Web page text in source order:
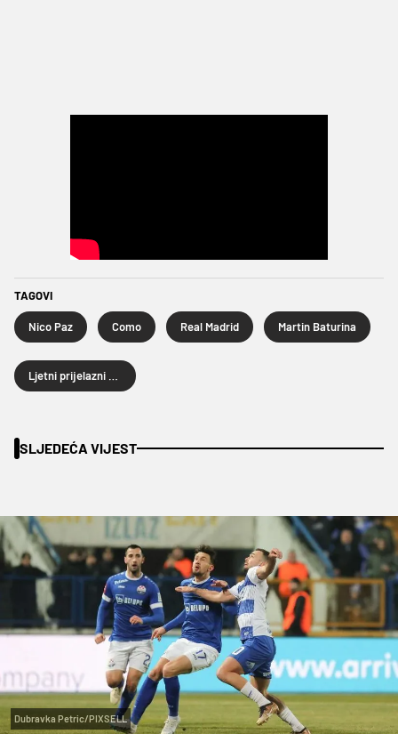
TAGOVI
Nico Paz Como Real Madrid Martin Baturina
SLJEDEĆA VIJEST
Dubravka Petric/PIXSELL